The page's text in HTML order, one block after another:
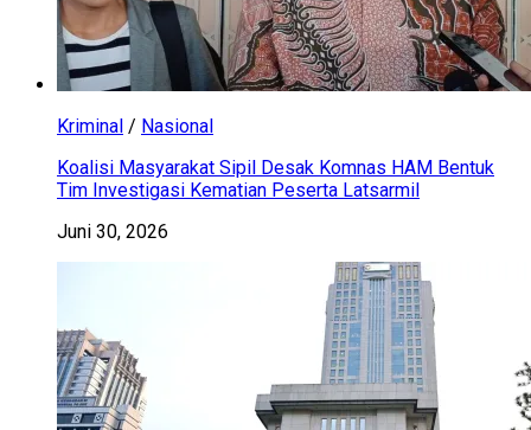
Kriminal / Nasional
Koalisi Masyarakat Sipil Desak Komnas HAM Bentuk
Tim Investigasi Kematian Peserta Latsarmil
Juni 30, 2026